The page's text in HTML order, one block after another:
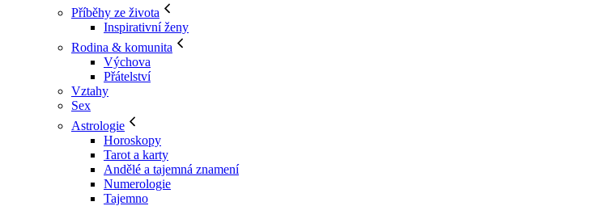
Příběhy ze života
Inspirativní ženy
Rodina & komunita
Výchova
Přátelství
Vztahy
Sex
Astrologie
Horoskopy
Tarot a karty
Andělé a tajemná znamení
Numerologie
Tajemno